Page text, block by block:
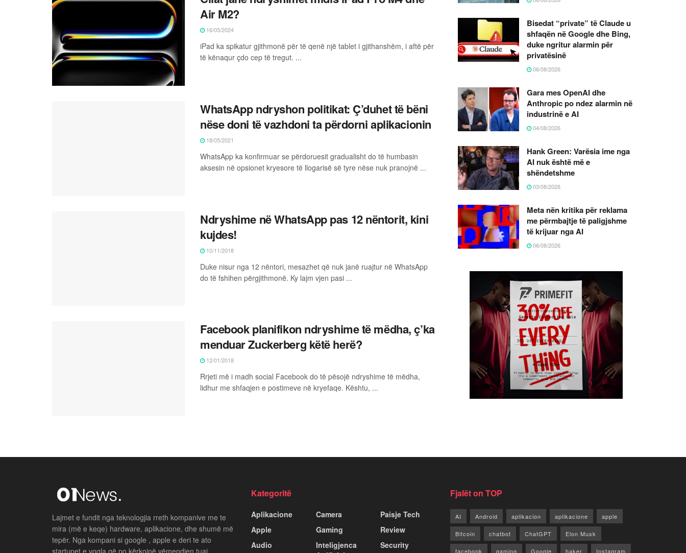
Air M2?
16/05/2024
iPad ka spikatur gjithmonë për të qenë një tablet i gjithanshëm, i aftë për
të kënaqur çdo cep të tregut. ...
WhatsApp ndryshon politikat: Ç’duhet të bëni
nëse doni të vazhdoni ta përdorni aplikacionin
18/05/2021
WhatsApp ka konfirmuar se përdoruesit gradualisht do të humbasin
aksesin në opsionet kryesore të llogarisë së tyre nëse nuk pranojnë ...
Ndryshime në WhatsApp pas 12 nëntorit, kini
kujdes!
10/11/2018
Duke nisur nga 12 nëntori, mesazhet që nuk janë ruajtur në WhatsApp
do të fshihen përgjithmonë. Ky lajm vjen pasi ...
Facebook planifikon ndryshime të mëdha, ç’ka
menduar Zuckerberg këtë herë?
12/01/2018
Rrjeti më i madh social Facebook do të pësojë ndryshime të mëdha,
lidhur me shfaqjen e postimeve në kryefaqe. Kështu, ...
Bisedat “private” të Claude u
shfaqën në Google dhe Bing,
duke ngritur alarmin për
privatësinë
06/08/2026
Gara mes OpenAI dhe
Anthropic po ndez alarmin në
industrinë e AI
04/08/2026
Hank Green: Varësia ime nga
AI nuk është më e
shëndetshme
03/08/2026
Meta nën kritika për reklama
me përmbajtje të paligjshme
të krijuar nga AI
06/08/2026
Lajmet e fundit nga teknologjia rreth kompanive me te
mira (më e keqe) hardware, aplikacione, dhe shumë më
tepër. Nga kompani si google , apple e deri te ato
Kategoritë
Aplikacione
Apple
Audio
Camera
Gaming
Inteligjenca
Paisje Tech
Review
Security
Fjalët on TOP
AI Android aplikacion aplikacione apple
Bitcoin chatbot ChatGPT Elon Musk
facebook gaming Google haker Instagram